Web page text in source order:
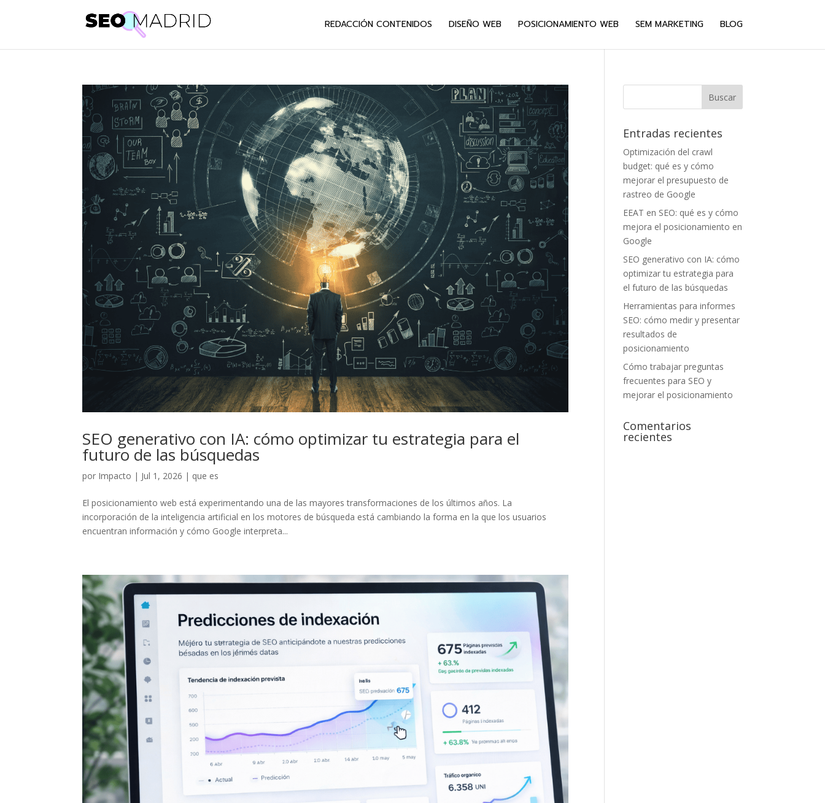
REDACCIÓN CONTENIDOS DISEÑO WEB POSICIONAMIENTO WEB SEM MARKETING BLOG
SEO generativo con IA: cómo optimizar tu estrategia para el
futuro de las búsquedas
por Impacto | Jul 1, 2026 | que es
El posicionamiento web está experimentando una de las mayores transformaciones de los últimos años. La
incorporación de la inteligencia artificial en los motores de búsqueda está cambiando la forma en la que los usuarios
encuentran información y cómo Google interpreta...
Entradas recientes
Optimización del crawl
budget: qué es y cómo
mejorar el presupuesto de
rastreo de Google
EEAT en SEO: qué es y cómo
mejora el posicionamiento en
Google
SEO generativo con IA: cómo
optimizar tu estrategia para
el futuro de las búsquedas
Herramientas para informes
SEO: cómo medir y presentar
resultados de
posicionamiento
Cómo trabajar preguntas
frecuentes para SEO y
mejorar el posicionamiento
Comentarios
recientes